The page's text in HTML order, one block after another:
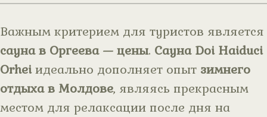
Важным критерием для туристов является
сауна в Оргеева — цены. Сауна Doi Haiduci
Orheiидеально дополняет опыт зимнего
отдыха в Молдове, являясь прекрасным
местом для релаксации после дня на